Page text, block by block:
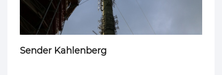
Sender Kahlenberg